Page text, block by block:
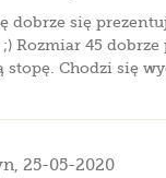
dobrze się
Rozmiar 45 dobrze
stopę. Chodzi się
25-05-2020